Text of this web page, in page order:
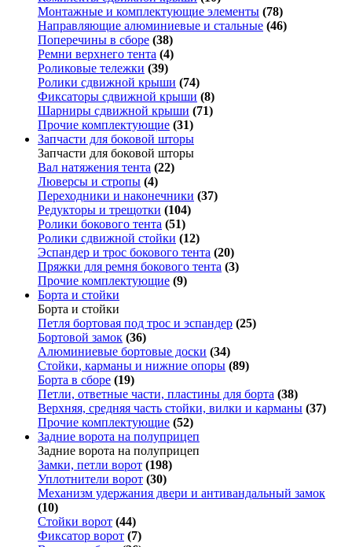
Монтажные и комплектующие элементы (78)
Направляющие алюминиевые и стальные (46)
Поперечины в сборе (38)
Ремни верхнего тента (4)
Роликовые тележки (39)
Ролики сдвижной крыши (74)
Фиксаторы сдвижной крыши (8)
Шарниры сдвижной крыши (71)
Прочие комплектующие (31)
Запчасти для боковой шторы
Запчасти для боковой шторы
Вал натяжения тента (22)
Люверсы и стропы (4)
Переходники и наконечники (37)
Редукторы и трещотки (104)
Ролики бокового тента (51)
Ролики сдвижной стойки (12)
Эспандер и трос бокового тента (20)
Пряжки для ремня бокового тента (3)
Прочие комплектующие (9)
Борта и стойки
Борта и стойки
Петля бортовая под трос и эспандер (25)
Бортовой замок (36)
Алюминиевые бортовые доски (34)
Стойки, карманы и нижние опоры (89)
Борта в сборе (19)
Петли, ответные части, пластины для борта (38)
Верхняя, средняя часть стойки, вилки и карманы (37)
Прочие комплектующие (52)
Задние ворота на полуприцеп
Задние ворота на полуприцеп
Замки, петли ворот (198)
Уплотнители ворот (30)
Механизм удержания двери и антивандальный замок
(10)
Стойки ворот (44)
Фиксатор ворот (7)